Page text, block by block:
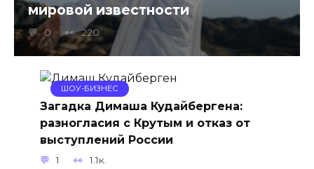
мировой известности
0 220
ШОУ-БИЗНЕС
Загадка Димаша Кудайбергена:
разногласия с Крутым и отказ от
выступлений России
1 1.1к.